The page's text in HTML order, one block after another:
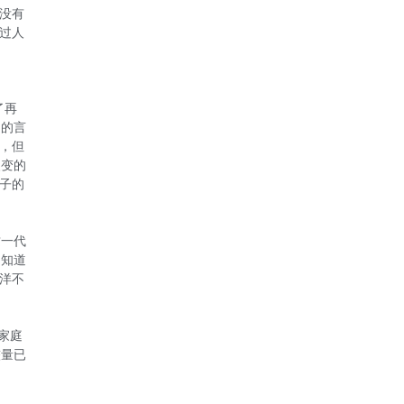
有
人
再
言
但
的
的
代
道
不
庭
已